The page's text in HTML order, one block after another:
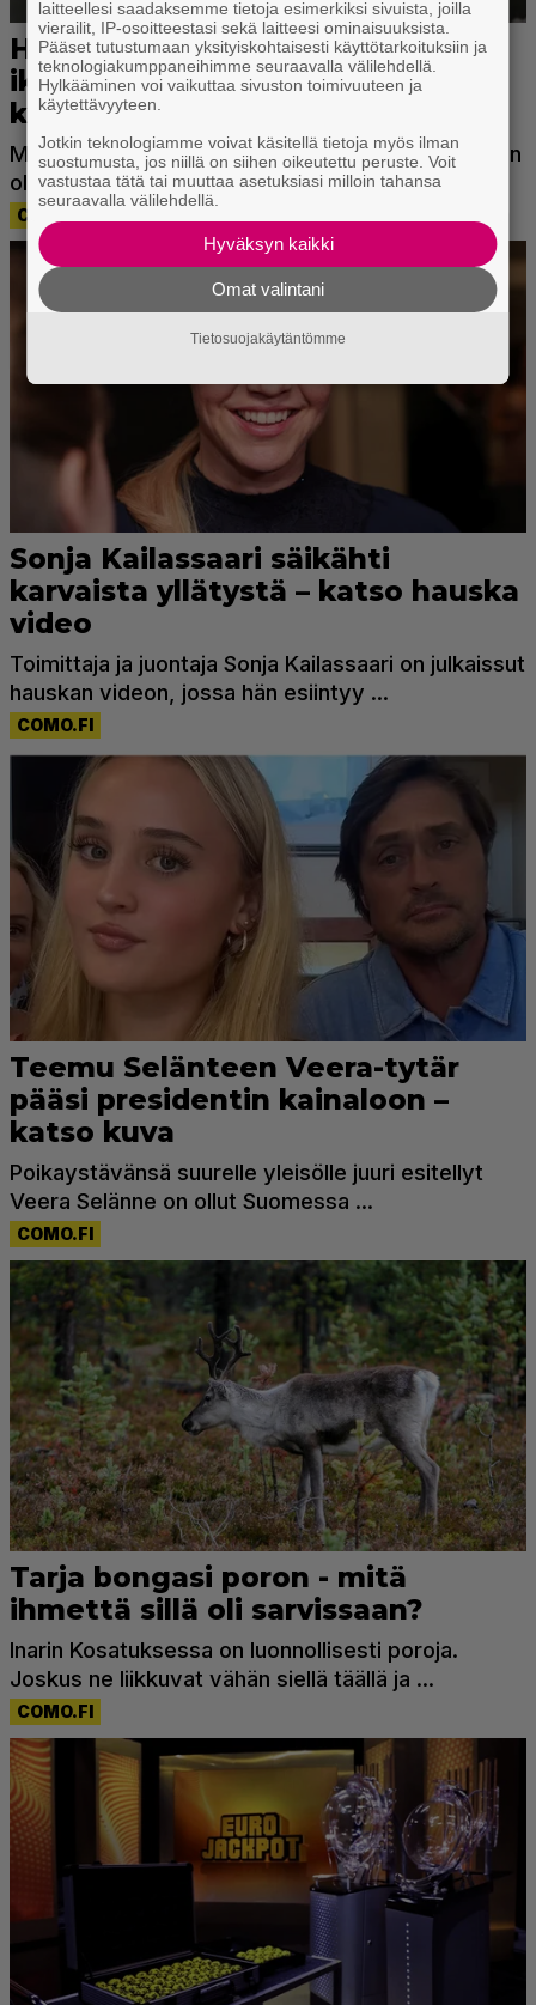
laitteellesi saadaksemme tietoja esimerkiksi sivuista, joilla
vierailit, IP-osoitteestasi sekä laitteesi ominaisuuksista.
Pääset tutustumaan yksityiskohtaisesti käyttötarkoituksiin ja
teknologiakumppaneihimme seuraavalla välilehdellä.
Hylkääminen voi vaikuttaa sivuston toimivuuteen ja
käytettävyyteen.
Jotkin teknologiamme voivat käsitellä tietoja myös ilman
suostumusta, jos niillä on siihen oikeutettu peruste. Voit
vastustaa tätä tai muuttaa asetuksiasi milloin tahansa
seuraavalla välilehdellä.
Hyväksyn kaikki
Omat valintani
Tietosuojakäytäntömme